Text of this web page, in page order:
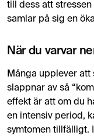
till dess att
samlar på sig en
När du varvar
Många upplever att
slappnar av så
effekt är att om du
en intensiv period,
symtomen tillfälligt.